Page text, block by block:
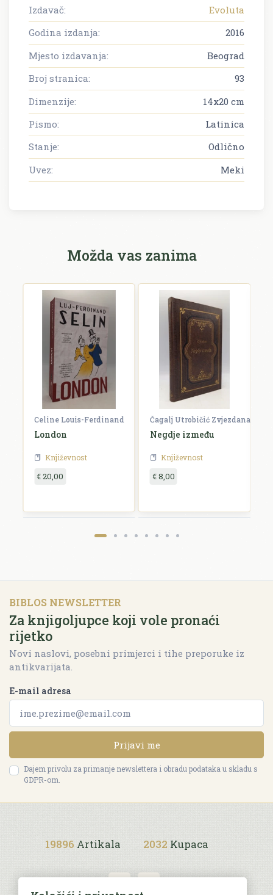
Izdavač:
Evoluta
Godina izdanja:
2016
Mjesto izdavanja:
Beograd
Broj stranica:
93
Dimenzije:
14x20 cm
Pismo:
Latinica
Stanje:
Odlično
Uvez:
Meki
Možda vas zanima
Celine Louis-Ferdinand
London
Književnost
€ 20,00
Čagalj Utrobičić Zvjezdana
Negdje između
Književnost
€ 8,00
BIBLOS NEWSLETTER
Za knjigoljupce koji vole pronaći
rijetko
Novi naslovi, posebni primjerci i tihe preporuke iz
antikvarijata.
E-mail adresa
Prijavi me
Dajem privolu za primanje newslettera i obradu podataka u skladu s
GDPR-om.
19896 Artikala 2032 Kupaca